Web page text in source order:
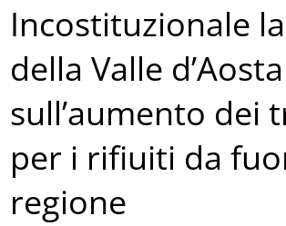
Incostituzionale
della Valle d’Aosta
sull’aumento dei
per i rifiuiti da
regione